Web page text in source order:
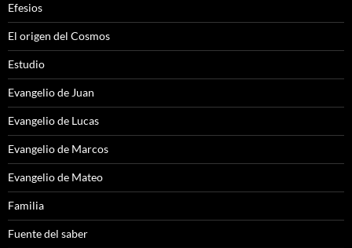
Efesios
El origen del Cosmos
Estudio
Evangelio de Juan
Evangelio de Lucas
Evangelio de Marcos
Evangelio de Mateo
Familia
Fuente del saber